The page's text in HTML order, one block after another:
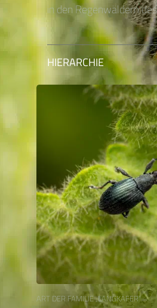
in den Regenwäldern
HIERARCHIE
ART DER FAMILIE „LANGKÄFER“